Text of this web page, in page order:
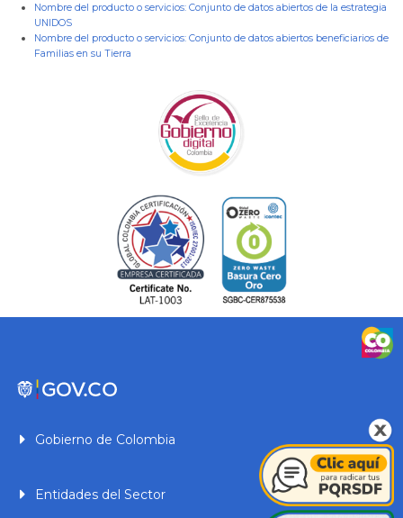
Nombre del producto o servicios: Conjunto de datos abiertos de la estrategia
UNIDOS
Nombre del producto o servicios: Conjunto de datos abiertos beneficiarios de
Familias en su Tierra
Gobierno de Colombia
Entidades del Sector